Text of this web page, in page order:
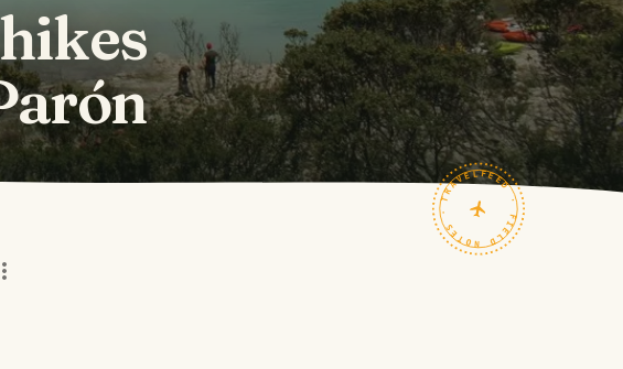
TRAVELFEED · FIELD NOTES ·